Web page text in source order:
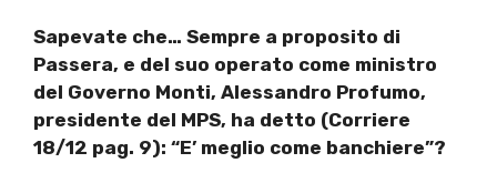
Sapevate che… Sempre a proposito di
Passera, e del suo operato come ministro
del Governo Monti, Alessandro Profumo,
presidente del MPS, ha detto (Corriere
18/12 pag. 9): “E’ meglio come banchiere”?